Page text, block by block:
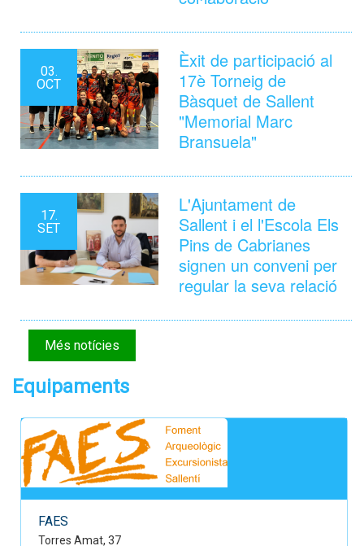
03.
OCT
Èxit de participació al
17è Torneig de
Bàsquet de Sallent
"Memorial Marc
Bransuela"
17.
SET
L'Ajuntament de
Sallent i el l'Escola Els
Pins de Cabrianes
signen un conveni per
regular la seva relació
Més notícies
Equipaments
FAES
Torres Amat, 37